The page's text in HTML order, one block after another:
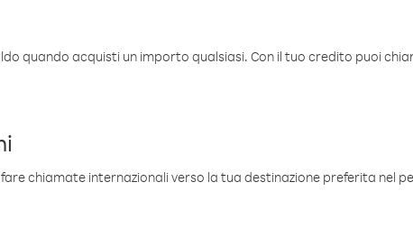
quando acquisti un importo qualsiasi. Con il tuo credito puoi
chiamate internazionali verso la tua destinazione preferita nel